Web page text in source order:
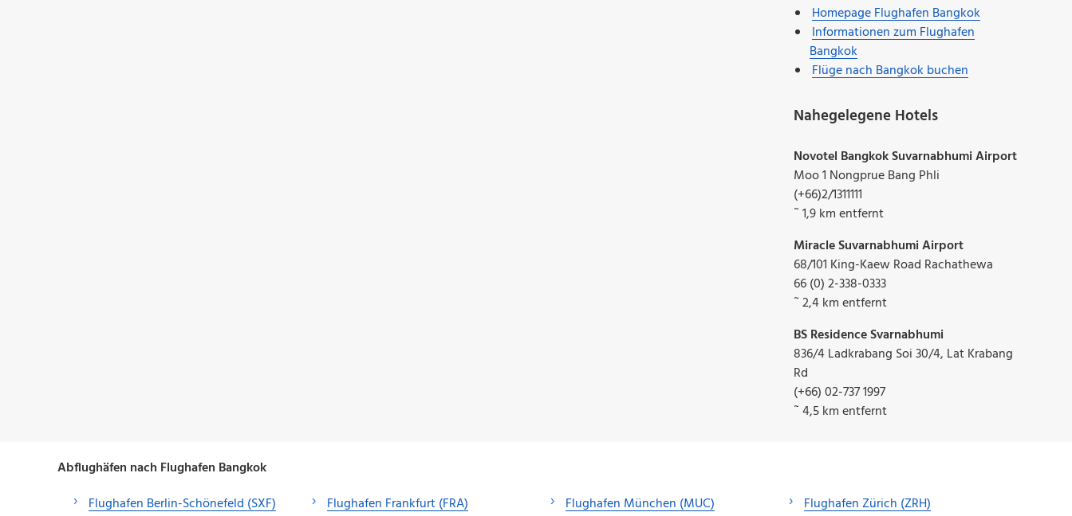
Homepage Flughafen Bangkok
Informationen zum Flughafen
Bangkok
Flüge nach Bangkok buchen
Nahegelegene Hotels
Novotel Bangkok Suvarnabhumi Airport
Moo 1 Nongprue Bang Phli
(+66)2/1311111
˜ 1,9 km entfernt
Miracle Suvarnabhumi Airport
68/101 King-Kaew Road Rachathewa
66 (0) 2-338-0333
˜ 2,4 km entfernt
BS Residence Svarnabhumi
836/4 Ladkrabang Soi 30/4, Lat Krabang
Rd
(+66) 02-737 1997
˜ 4,5 km entfernt
Abflughäfen nach Flughafen Bangkok
Flughafen Berlin-Schönefeld (SXF)
Flughafen Frankfurt (FRA)
Flughafen München (MUC)
Flughafen Zürich (ZRH)